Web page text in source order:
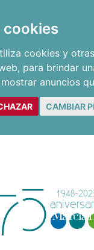
cookies
cookies y
, para brindar
anuncios
CAMBIAR